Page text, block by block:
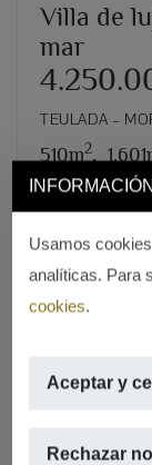
Usamos
analíticas. Para
cookies.
Aceptar y
Rechazar
Villa de
mar
TEULADA –
510m2,
Previous